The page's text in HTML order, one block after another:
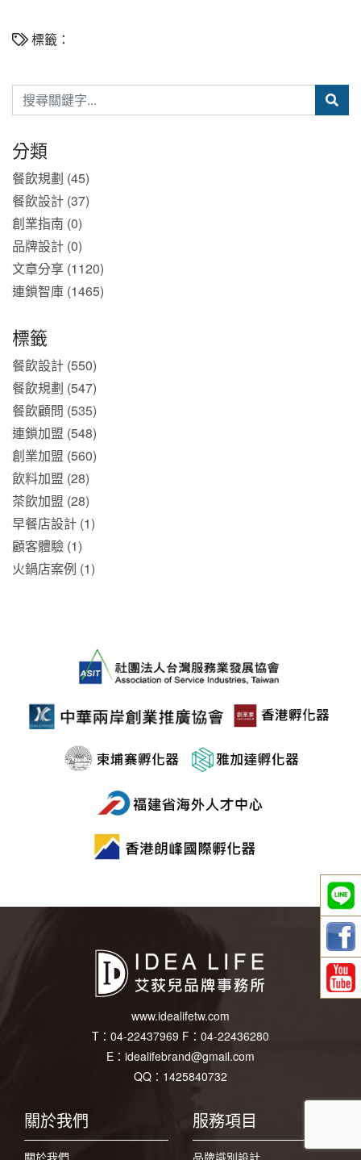
標籤：
分類
餐飲規劃 (45)
餐飲設計 (37)
創業指南 (0)
品牌設計 (0)
文章分享 (1120)
連鎖智庫 (1465)
標籤
餐飲設計 (550)
餐飲規劃 (547)
餐飲顧問 (535)
連鎖加盟 (548)
創業加盟 (560)
飲料加盟 (28)
茶飲加盟 (28)
早餐店設計 (1)
顧客體驗 (1)
火鍋店案例 (1)
www.idealifetw.com
T： 04-22437969 F： 04-22436280
E： idealifebrand@gmail.com
QQ：1425840732
關於我們 服務項目